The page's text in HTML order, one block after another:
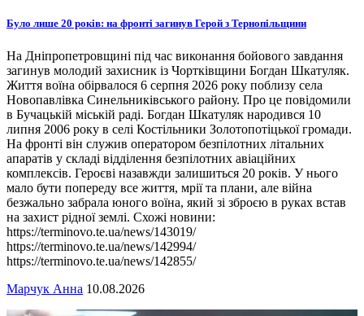
Було лише 20 років: на фронті загинув Герой з Тернопільщини
На Дніпропетровщині під час виконання бойового завдання
загинув молодий захисник із Чортківщини Богдан Шкатуляк.
Життя воїна обірвалося 6 серпня 2026 року поблизу села
Новопавлівка Синельниківського району. Про це повідомили
в Бучацькій міській раді. Богдан Шкатуляк народився 10
липня 2006 року в селі Костільники Золотопотіцької громади.
На фронті він служив оператором безпілотних літальних
апаратів у складі відділення безпілотних авіаційних
комплексів. Героєві назавжди залишиться 20 років. У нього
мало бути попереду все життя, мрії та плани, але війна
безжально забрала юного воїна, який зі зброєю в руках встав
на захист рідної землі. Схожі новини:
https://terminovo.te.ua/news/143019/
https://terminovo.te.ua/news/142994/
https://terminovo.te.ua/news/142855/
Марчук Анна 10.08.2026